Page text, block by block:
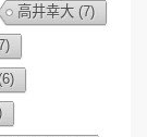
高井幸大 (7)